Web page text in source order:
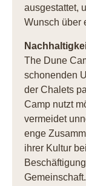
ausgestattet,
Wunsch über
The Dune
schonenden
der Chalets
Camp nutzt
vermeidet
enge
ihrer Kultur